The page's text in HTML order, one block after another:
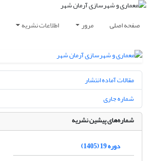
صفحه اصلی مرور اطلاعات نشریه
مقالات آماده انتشار
شماره جاری
شماره‌های پیشین نشریه
دوره 19 (1405)